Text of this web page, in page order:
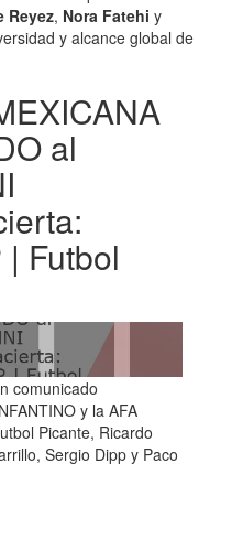
Reyez, Nora Fatehi y
y alcance global de
al
Futbol
comunicado
y la AFA
Picante, Ricardo
Sergio Dipp y Paco